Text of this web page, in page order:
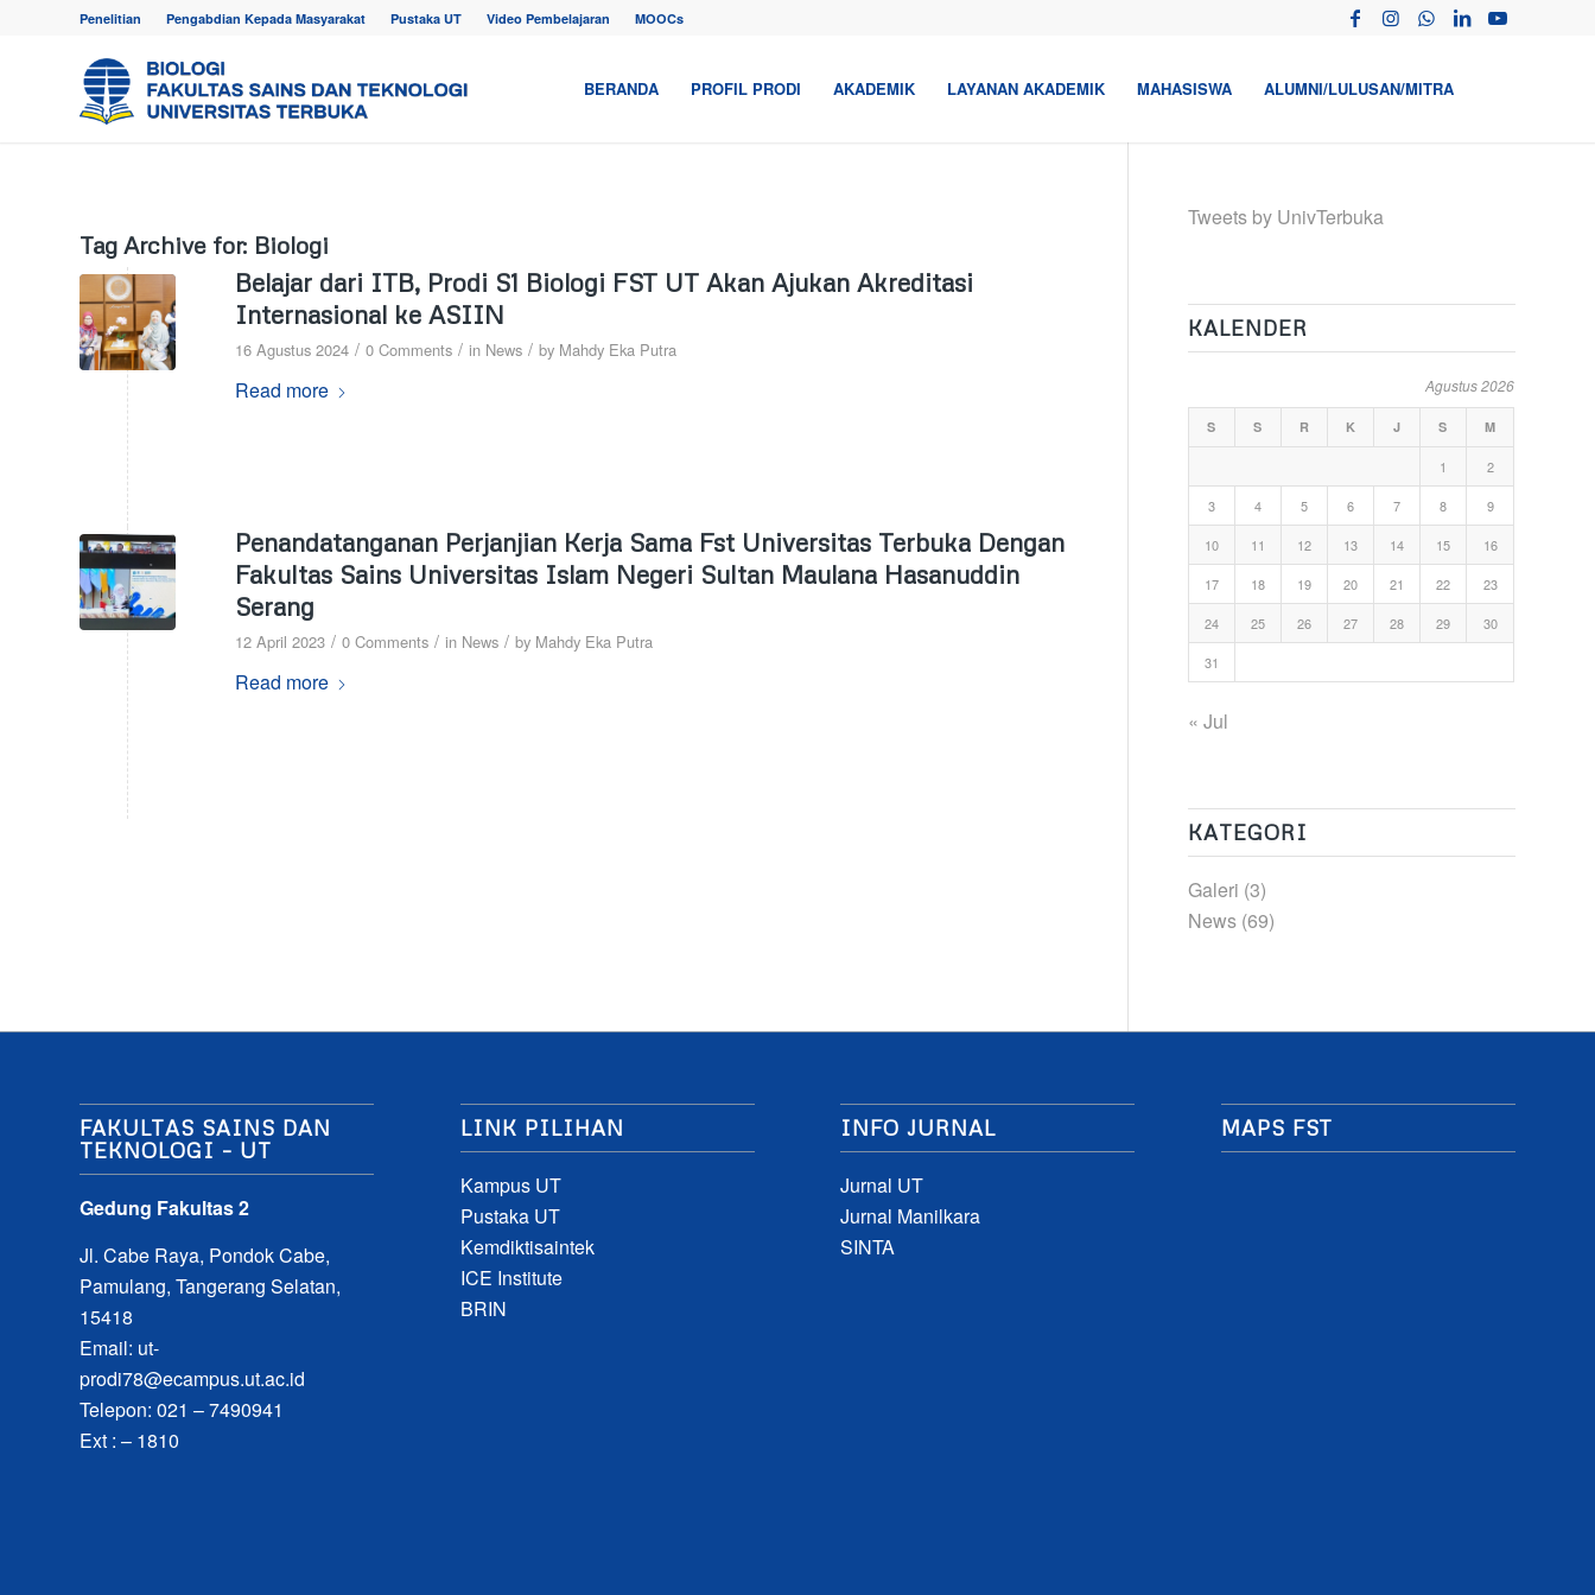
Penelitian Pengabdian Kepada Masyarakat Pustaka UT Video Pembelajaran MOOCs
BERANDA PROFIL PRODI AKADEMIK LAYANAN AKADEMIK MAHASISWA ALUMNI/LULUSAN/MITRA
Tag Archive for: Biologi
Belajar dari ITB, Prodi S1 Biologi FST UT Akan Ajukan Akreditasi
Internasional ke ASIIN
16 Agustus 2024 / 0 Comments / in News / by Mahdy Eka Putra
Read more
Penandatanganan Perjanjian Kerja Sama Fst Universitas Terbuka Dengan
Fakultas Sains Universitas Islam Negeri Sultan Maulana Hasanuddin
Serang
12 April 2023 / 0 Comments / in News / by Mahdy Eka Putra
Read more
Tweets by UnivTerbuka
KALENDER
Agustus 2026
S S R K J S M
1 2
3 4 5 6 7 8 9
10 11 12 13 14 15 16
17 18 19 20 21 22 23
24 25 26 27 28 29 30
31
« Jul
KATEGORI
Galeri (3)
News (69)
FAKULTAS SAINS DAN
TEKNOLOGI – UT
Gedung Fakultas 2
Jl. Cabe Raya, Pondok Cabe,
Pamulang, Tangerang Selatan,
15418
Email: ut-
prodi78@ecampus.ut.ac.id
Telepon: 021 – 7490941
Ext : – 1810
LINK PILIHAN
Kampus UT
Pustaka UT
Kemdiktisaintek
ICE Institute
BRIN
INFO JURNAL
Jurnal UT
Jurnal Manilkara
SINTA
MAPS FST